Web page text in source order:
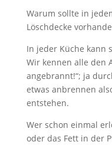
Warum sollte in
Löschdecke
In jeder Küche kann
Wir kennen alle den
angebrannt!“; ja
etwas anbrennen
entstehen.
Wer schon einmal
oder das Fett in der